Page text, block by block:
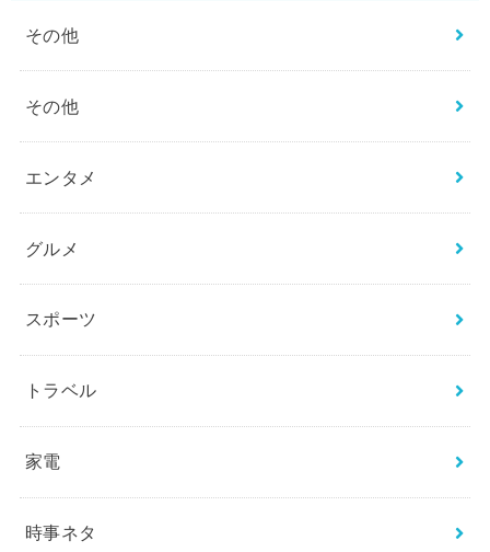
その他
その他
エンタメ
グルメ
スポーツ
トラベル
家電
時事ネタ